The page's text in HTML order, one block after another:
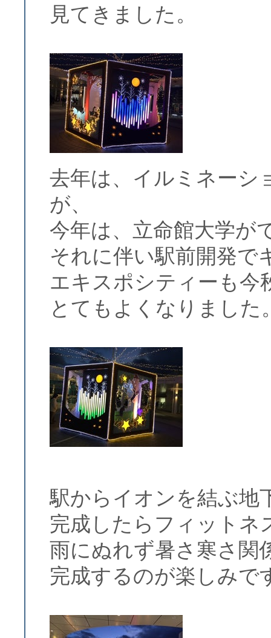
見てきました。
去年は、イルミネーシ
が、
今年は、立命館大学が
それに伴い駅前開発で
エキスポシティーも今
とてもよくなりました
駅からイオンを結ぶ地
完成したらフィットネ
雨にぬれず暑さ寒さ関
完成するのが楽しみで